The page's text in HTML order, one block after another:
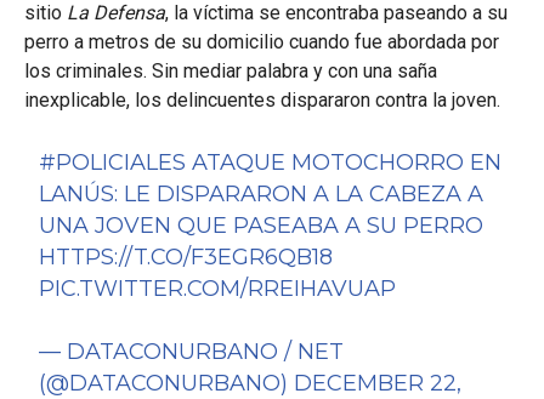
sitio La Defensa, la víctima se encontraba paseando a su
perro a metros de su domicilio cuando fue abordada por
los criminales. Sin mediar palabra y con una saña
inexplicable, los delincuentes dispararon contra la joven.
#POLICIALES ATAQUE MOTOCHORRO EN
LANÚS: LE DISPARARON A LA CABEZA A
UNA JOVEN QUE PASEABA A SU PERRO
HTTPS://T.CO/F3EGR6QB18
PIC.TWITTER.COM/RREIHAVUAP
— DATACONURBANO / NET
(@DATACONURBANO) DECEMBER 22,